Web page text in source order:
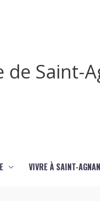
de Saint-
VIVRE À SAINT-